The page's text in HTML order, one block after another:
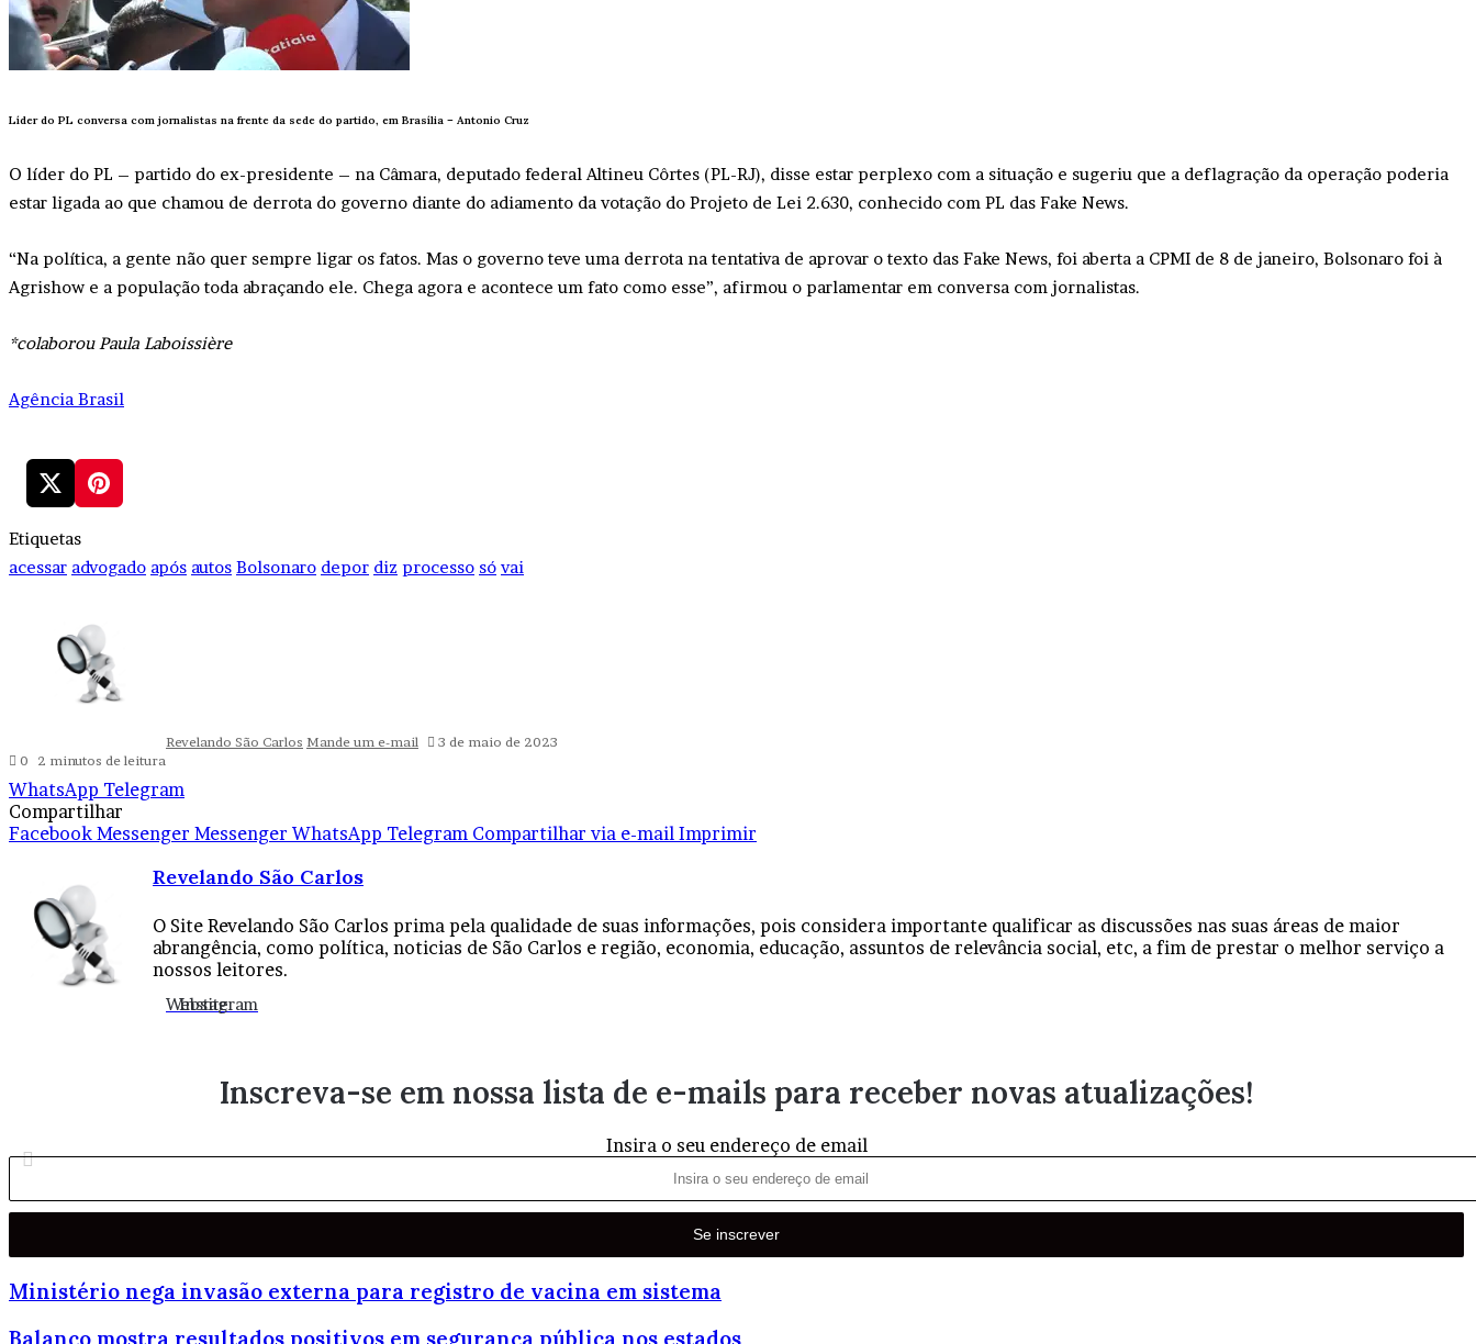
Líder do PL conversa com jornalistas na frente da sede do partido, em Brasília – Antonio Cruz
O líder do PL – partido do ex-presidente – na Câmara, deputado federal Altineu Côrtes (PL-RJ), disse estar perplexo com a situação e sugeriu que a deflagração da operação poderia
estar ligada ao que chamou de derrota do governo diante do adiamento da votação do Projeto de Lei 2.630, conhecido com PL das Fake News.
“Na política, a gente não quer sempre ligar os fatos. Mas o governo teve uma derrota na tentativa de aprovar o texto das Fake News, foi aberta a CPMI de 8 de janeiro, Bolsonaro foi à
Agrishow e a população toda abraçando ele. Chega agora e acontece um fato como esse”, afirmou o parlamentar em conversa com jornalistas.
*colaborou Paula Laboissière
Agência Brasil
Etiquetas
acessar advogado após autos Bolsonaro depor diz processo só vai
Revelando São Carlos Mande um e-mail
3 de maio de 2023
0
2 minutos de leitura
WhatsApp Telegram
Compartilhar
Facebook Messenger Messenger WhatsApp Telegram Compartilhar via e-mail Imprimir
Revelando São Carlos
O Site Revelando São Carlos prima pela qualidade de suas informações, pois considera importante qualificar as discussões nas suas áreas de maior
abrangência, como política, noticias de São Carlos e região, economia, educação, assuntos de relevância social, etc, a fim de prestar o melhor serviço a
nossos leitores.
Website
Instagram
Inscreva-se em nossa lista de e-mails para receber novas atualizações!
Insira o seu endereço de email
Ministério nega invasão externa para registro de vacina em sistema
Balanço mostra resultados positivos em segurança pública nos estados